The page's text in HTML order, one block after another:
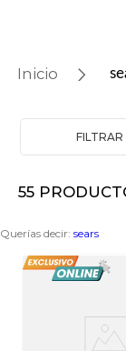
iphone
5.
tenis
lavadoras
FILTRAR
55
Querías decir: sears